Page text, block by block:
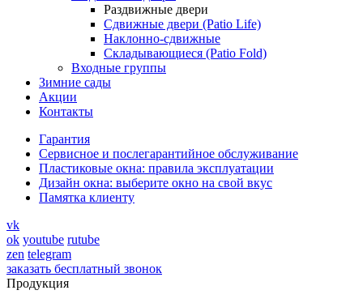
Раздвижные двери
Сдвижные двери (Patio Life)
Наклонно-сдвижные
Складывающиеся (Patio Fold)
Входные группы
Зимние сады
Акции
Контакты
Гарантия
Cервисное и послегарантийное обслуживание
Пластиковые окна: правила эксплуатации
Дизайн окна: выберите окно на свой вкус
Памятка клиенту
vk
ok youtube rutube
zen telegram
заказать бесплатный звонок
Продукция